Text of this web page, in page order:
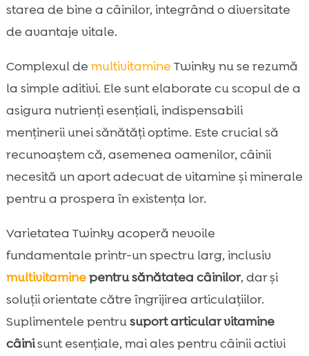
starea de bine a câinilor, integrând o diversitate
de avantaje vitale.
Complexul de multivitamine Twinky nu se rezumă
la simple aditivi. Ele sunt elaborate cu scopul de a
asigura nutrienți esențiali, indispensabili
menținerii unei sănătăți optime. Este crucial să
recunoaștem că, asemenea oamenilor, câinii
necesită un aport adecvat de vitamine și minerale
pentru a prospera în existența lor.
Varietatea Twinky acoperă nevoile
fundamentale printr-un spectru larg, inclusiv
multivitaminepentru sănătatea câinilor, dar și
soluții orientate către îngrijirea articulațiilor.
Suplimentele pentrusuport articular vitamine
câinisunt esențiale, mai ales pentru câinii activi